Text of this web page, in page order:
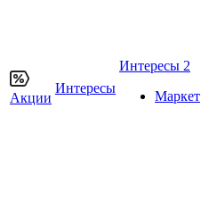
Акции
Интересы
Интересы 2
Маркет